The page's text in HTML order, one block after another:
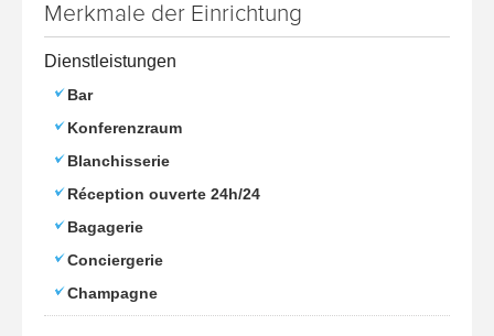
Merkmale der Einrichtung
Dienstleistungen
Bar
Konferenzraum
Blanchisserie
Réception ouverte 24h/24
Bagagerie
Conciergerie
Champagne